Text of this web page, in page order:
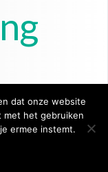
dat onze website
met het gebruiken
ermee instemt.